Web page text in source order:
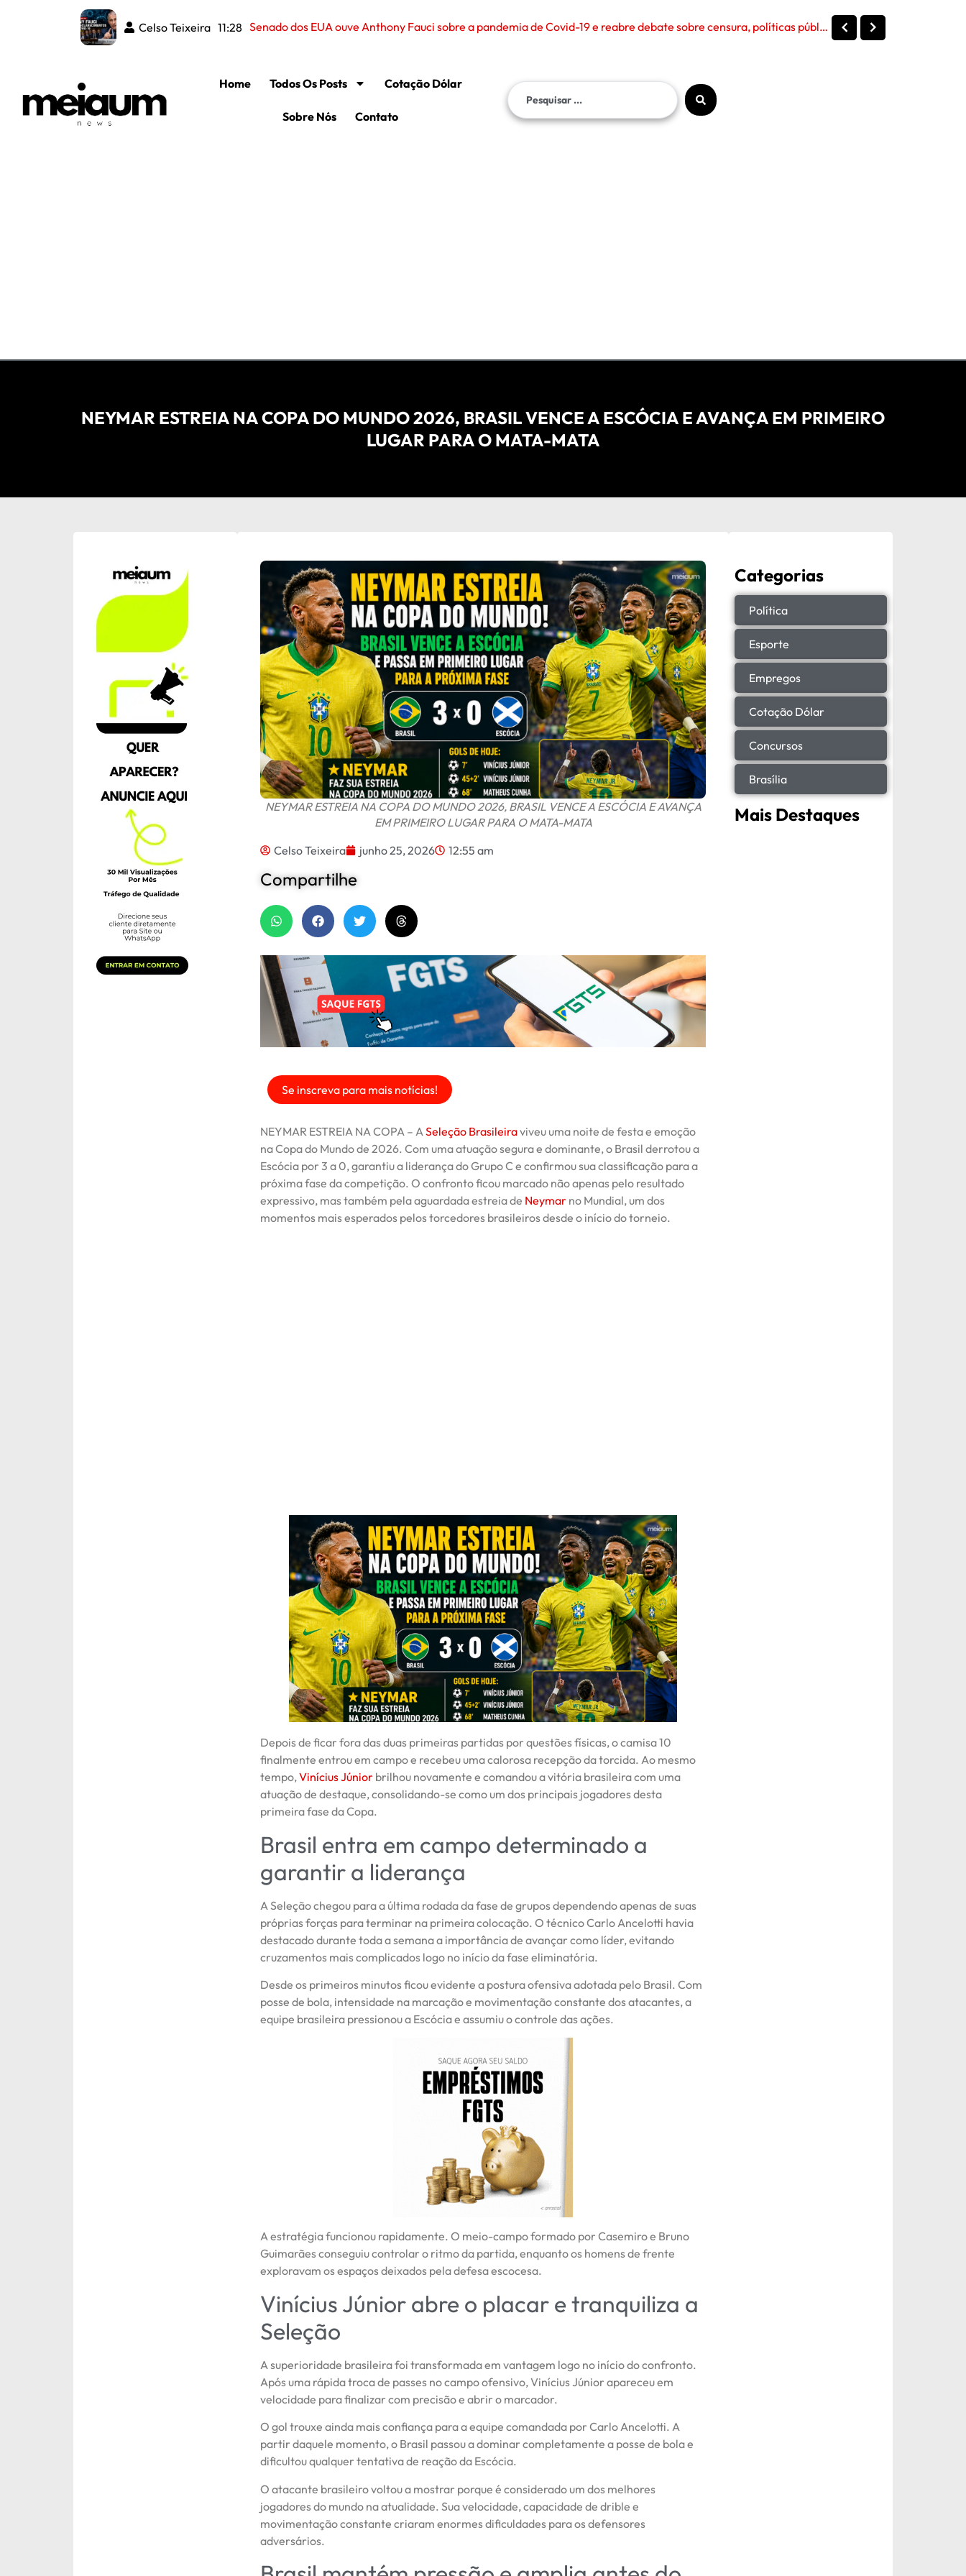
Celso Teixeira 08:50 Frau
Celso Teixeira 11:28
Home Todos Os Posts Cotação Dólar
Sobre Nós Contato
NEYMAR ESTREIA NA COPA DO MUNDO 2026, BRASIL VENCE A ESCÓCIA E AVANÇA EM PRIMEIRO
LUGAR PARA O MATA-MATA
NEYMAR ESTREIA NA COPA DO MUNDO 2026, BRASIL VENCE A ESCÓCIA E AVANÇA
EM PRIMEIRO LUGAR PARA O MATA-MATA
Celso Teixeira
junho 25, 2026 12:55 am
Compartilhe
Se inscreva para mais notícias!
NEYMAR ESTREIA NA COPA – A Seleção Brasileiraviveu uma noite de festa e emoção
na Copa do Mundo de 2026. Com uma atuação segura e dominante, o Brasil derrotou a
Escócia por 3 a 0, garantiu a liderança do Grupo C e confirmou sua classificação para a
próxima fase da competição. O confronto ficou marcado não apenas pelo resultado
expressivo, mas também pela aguardada estreia de Neymar no Mundial, um dos
momentos mais esperados pelos torcedores brasileiros desde o início do torneio.
Depois de ficar fora das duas primeiras partidas por questões físicas, o camisa 10
finalmente entrou em campo e recebeu uma calorosa recepção da torcida. Ao mesmo
tempo,Vinícius Júnior brilhou novamente e comandou a vitória brasileira com uma
atuação de destaque, consolidando-se como um dos principais jogadores desta
primeira fase da Copa.
Brasil entra em campo determinado a
garantir a liderança
A Seleção chegou para a última rodada da fase de grupos dependendo apenas de suas
próprias forças para terminar na primeira colocação. O técnico Carlo Ancelotti havia
destacado durante toda a semana a importância de avançar como líder, evitando
cruzamentos mais complicados logo no início da fase eliminatória.
Desde os primeiros minutos ficou evidente a postura ofensiva adotada pelo Brasil. Com
posse de bola, intensidade na marcação e movimentação constante dos atacantes, a
equipe brasileira pressionou a Escócia e assumiu o controle das ações.
A estratégia funcionou rapidamente. O meio-campo formado por Casemiro e Bruno
Guimarães conseguiu controlar o ritmo da partida, enquanto os homens de frente
exploravam os espaços deixados pela defesa escocesa.
Vinícius Júnior abre o placar e tranquiliza a
Seleção
A superioridade brasileira foi transformada em vantagem logo no início do confronto.
Após uma rápida troca de passes no campo ofensivo, Vinícius Júnior apareceu em
velocidade para finalizar com precisão e abrir o marcador.
O gol trouxe ainda mais confiança para a equipe comandada por Carlo Ancelotti. A
partir daquele momento, o Brasil passou a dominar completamente a posse de bola e
dificultou qualquer tentativa de reação da Escócia.
O atacante brasileiro voltou a mostrar porque é considerado um dos melhores
jogadores do mundo na atualidade. Sua velocidade, capacidade de drible e
movimentação constante criaram enormes dificuldades para os defensores
adversários.
Categorias
Política
Esporte
Empregos
Cotação Dólar
Concursos
Brasília
Mais Destaques